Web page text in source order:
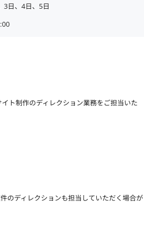
3日、4日、5日
ト制作のディレクション業務をご担当いた
のディレクションも担当していただく場合が